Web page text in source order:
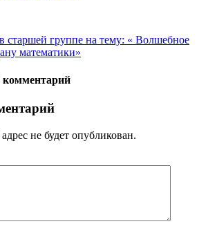
старшей группе на тему: « Волшебное
математики»
комментарий
не будет опубликован.